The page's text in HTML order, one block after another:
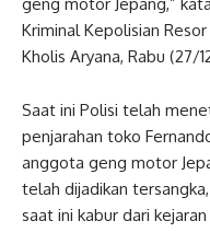
Kriminal Kepolisian
Kholis Aryana, Rabu (27/
Saat ini Polisi telah
penjarahan toko
anggota geng motor
telah dijadikan
saat ini kabur dari kejaran